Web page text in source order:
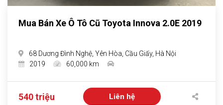
Mua Bán Xe Ô Tô Cũ Toyota Innova 2.0E 2019
68 Dương Đình Nghệ, Yên Hòa, Cầu Giấy, Hà Nội
2019
60,000 km
540 triệu Liên hệ